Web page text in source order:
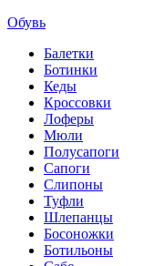
Обувь
Балетки
Ботинки
Кеды
Кроссовки
Лоферы
Мюли
Полусапоги
Сапоги
Слипоны
Туфли
Шлепанцы
Босоножки
Ботильоны